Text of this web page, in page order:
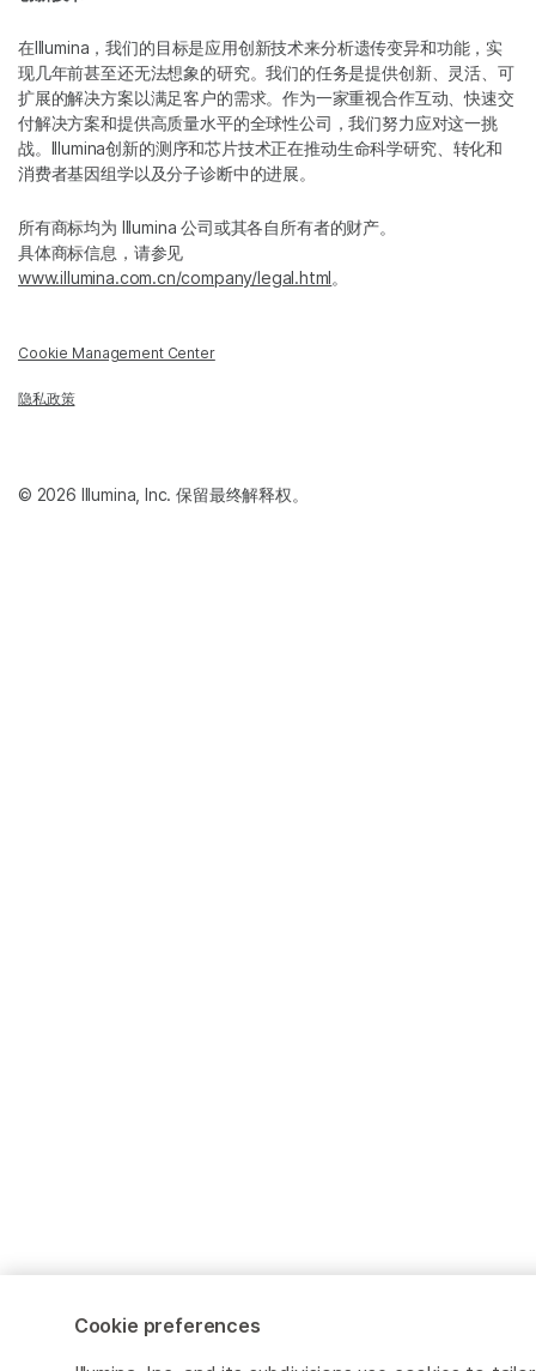
在Illumina，我们的目标是应用创新技术来分析遗传变异和功能，实
现几年前甚至还无法想象的研究。我们的任务是提供创新、灵活、可
扩展的解决方案以满足客户的需求。作为一家重视合作互动、快速交
付解决方案和提供高质量水平的全球性公司，我们努力应对这一挑
战。Illumina创新的测序和芯片技术正在推动生命科学研究、转化和
消费者基因组学以及分子诊断中的进展。
所有商标均为 Illumina 公司或其各自所有者的财产。
具体商标信息，请参见
www.illumina.com.cn/company/legal.html。
Cookie Management Center
隐私政策
© 2026 Illumina, Inc. 保留最终解释权。
Cookie preferences